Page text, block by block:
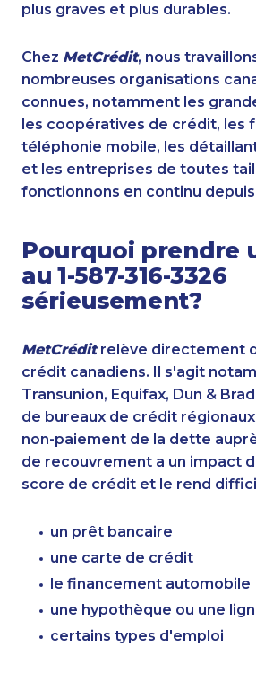
plus graves et plus durables.
Chez MetCrédit, nous
nombreuses organisations
connues, notamment les
les coopératives de crédit, les
téléphonie mobile, les
et les entreprises de toutes
fonctionnons en continu depuis
Pourquoi prendre
au 1-587-316-3326
sérieusement?
MetCréditrelève directement
crédit canadiens. Il s'agit
Transunion, Equifax, Dun &
de bureaux de crédit
non-paiement de la dette
de recouvrement a un impact
score de crédit et le rend
un prêt bancaire
une carte de crédit
le financement automobile
une hypothèque ou une
certains types d'emploi